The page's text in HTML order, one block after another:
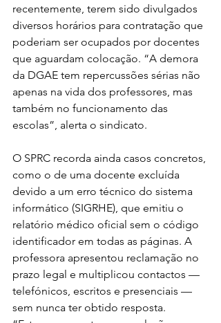
recentemente, terem sido divulgados
diversos horários para contratação que
poderiam ser ocupados por docentes
que aguardam colocação. “A demora
da DGAE tem repercussões sérias não
apenas na vida dos professores, mas
também no funcionamento das
escolas”, alerta o sindicato.
O SPRC recorda ainda casos concretos,
como o de uma docente excluída
devido a um erro técnico do sistema
informático (SIGRHE), que emitiu o
relatório médico oficial sem o código
identificador em todas as páginas. A
professora apresentou reclamação no
prazo legal e multiplicou contactos —
telefónicos, escritos e presenciais —
sem nunca ter obtido resposta.